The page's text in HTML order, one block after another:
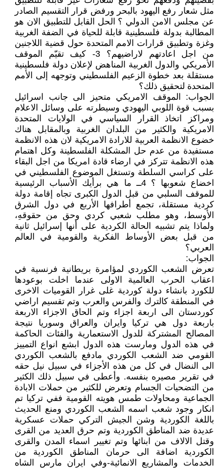
مثل شعار رفع اليهود بالبحر ورفض قرار التقسيم الصادر
عن مجلس الامن الدولي ؟ الحل القابل للتطبيق الان هو
المطالبة بدولة فلسطينية قابلة للحياة في الضفة الغربية
وغزة وتطبيق قرارات الامم المتحدة حول قضية اللاجنين
من اجل اعادتهم لاراضيهم؟ 3- كيف تقيّم الموقف
الأمريكي والدول الغربية المناهض لإعلان دولة فلسطينية
مستقلة بعد خطوة الزعيم الفلسطيني وتوجهه إلى الأمم
المتحدة لتحقيق ذلك؟
الجواب: الموقف الامريكي متحيز الى جانب اسرائيل
بسبب قوة اللوبي اليهودي وسيطرته على وسائل الاعلام
ومراكز اتخاذ القرار السياسي في الولايات المتحدة
الامريكية والكثير من البلدان الغربية وبالمقابل هناك
خضوع الانظمة العربية للارادة الامريكية لان هذه الانظمة
مستفيدة من عدم حل المشكلة الفلسطينة وكل اهتمام
هذه الانظمة تتركز في ارضاء قادة امريكا من اجل البقاء
على كراسي السلطة وتستغل الموضوع الفلسطيني في
اخضاع شعوبها ؟ 4ــ ما هي برأيك الأسباب الرئيسية
للموقف السلبي من قبل الدول الكبرى تجاه إقامة دولة
كردية مستقلة، تجمع أطرافها الأربع في دول الشرق
الأوسط، وهو مطلب شعبي كردي وحق من حقوقهِ،
ولماذا يتم تشبيه الحالة الكردية على أنها إسرائيل ثانية
من قبل بعض الأوساط الفكرية والقومية في العالم
العربي؟
الجواب:
تعرض الشعب الكوردي لمؤامرة بريطانية فرنسية في
اعقاب الحرب العالمية الاولى عندما اخلت بوعودها
للكورد بانشاء دولة كوردية غلى غرار القوميات الاخرى
في المنطقة كالترك والفرس والعرب وتم تقسيم اراضي
كوردستان الى اربعة اجزاء وتم الحاق الاجزاء الاربعة
باربعة دول هي تركيا وايران والعراق وسوريا نتيجة
المصالح المشتركة للدول الاستعمارية والفئات الحاكمة
في هذه الدول ومارست هذه الدول ابشع انواع التمييز
القومي ضد الشعب الكوردي مادفع بالشعب الكوردي
الى النضال في كل من هذه الأجزاء في سبيل نيل حقه
في تقرير مصيره بنفسه. وأعطى في سبيل ذلك الكثير
من التضحيات الجسام وتعرض للكثير من حملات الابادة
الجماعية ومحاولات طمس هويته القومية ففي تركيا تم
انكار وجود شعب اسمه الشعب الكوردي ومنع الحديث
باللغة الكوردية وشن الجيش التركي حملات عسكرية
عديدة ضد المناطق الكوردية وتم حرق العديد من القرى
وقتل الالاف من ابنائها وتم تغيير اسماء المدن والقرى
الكوردية اضافة الى حرمان المناطق الكوردية من
الخدمات والمشاريع الانمائية-وفي ايران مارس الشاه